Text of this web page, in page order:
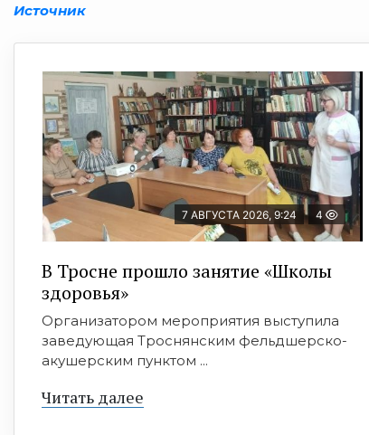
Источник
7 АВГУСТА 2026, 9:24 4
В Тросне прошло занятие «Школы
здоровья»
Организатором мероприятия выступила
заведующая Троснянским фельдшерско-
акушерским пунктом ...
Читать далее